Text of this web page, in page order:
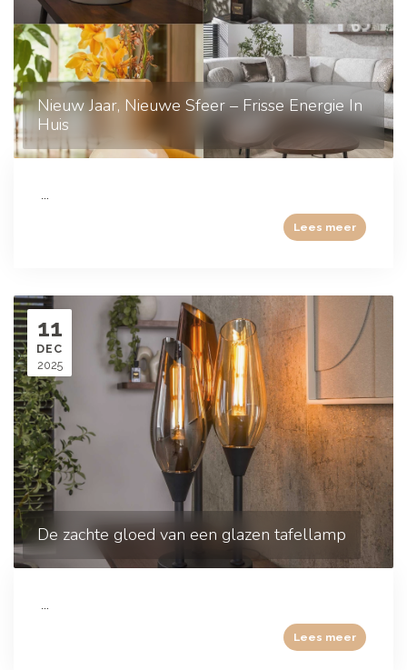
Nieuw Jaar, Nieuwe Sfeer – Frisse Energie In
Huis
Lees meer
11
DEC
2025
De zachte gloed van een glazen tafellamp
Lees meer